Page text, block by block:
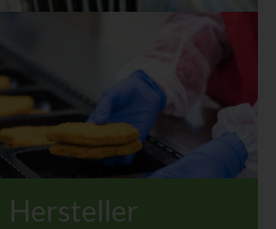
Hersteller